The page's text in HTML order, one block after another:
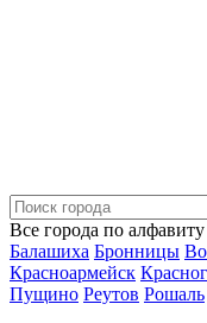
Все города по алфавиту
Балашиха Бронницы
Красноармейск
Пущино Реутов Рошаль